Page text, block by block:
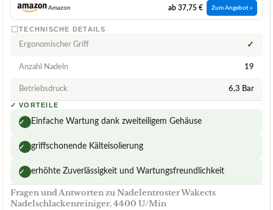
Amazon ab 37,75 € Zum Angebot »
TECHNISCHE DETAILS
Ergonomischer Griff ✓
Anzahl Nadeln 19
Betriebsdruck 6,3 Bar
✓ VORTEILE
✓ Einfache Wartung dank zweiteiligem Gehäuse
✓ griffschonende Kälteisolierung
✓ erhöhte Zuverlässigkeit und Wartungsfreundlichkeit
Fragen und Antworten zu Nadelentroster Wakects
Nadelschlackenreiniger, 4400 U/Min